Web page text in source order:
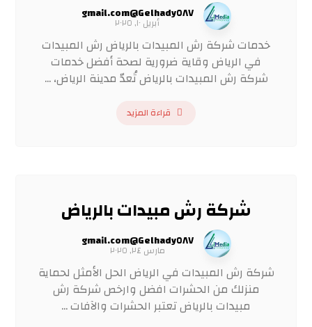
Gelhady٥٨٧@gmail.com
أبريل ١٠, ٢٠٢٥
خدمات شركة رش المبيدات بالرياض رش المبيدات
في الرياض وقاية ضرورية لصحة أفضل خدمات
شركة رش المبيدات بالرياض تُعدّ مدينة الرياض، ...
قراءة المزيد
شركة رش مبيدات بالرياض
Gelhady٥٨٧@gmail.com
مارس ٢٤, ٢٠٢٥
شركة رش المبيدات في الرياض الحل الأمثل لحماية
منزلك من الحشرات افضل وارخص شركة رش
مبيدات بالرياض تعتبر الحشرات والآفات ...